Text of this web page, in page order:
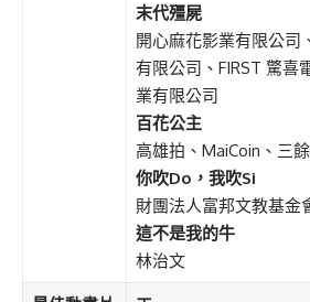
末代殭屍
開心麻花影業有限公司
有限公司、FIRST 驚喜
業有限公司
百花公主
高雄拍、MaiCoin、三
你吹Do，我吹Si
財團法人富邦文教基金
這不是我的牛
林治文